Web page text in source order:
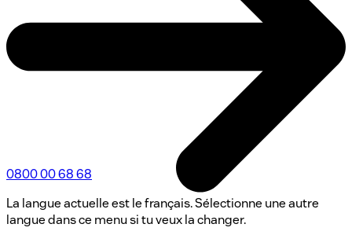
0800 00 68 68
La langue actuelle est le français. Sélectionne une autre
langue dans ce menu si tu veux la changer.